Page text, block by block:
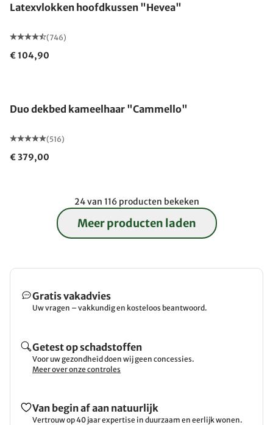
Latexvlokken hoofdkussen "Hevea"
(746)
€ 104,90
Duo dekbed kameelhaar "Cammello"
(516)
€ 379,00
24 van 116 producten bekeken
Meer producten laden
Gratis vakadvies
Uw vragen – vakkundig en kosteloos beantwoord.
Getest op schadstoffen
Voor uw gezondheid doen wij geen concessies.
Meer over onze controles
Van begin af aan natuurlijk
Vertrouw op 40 jaar expertise in duurzaam en eerlijk wonen.